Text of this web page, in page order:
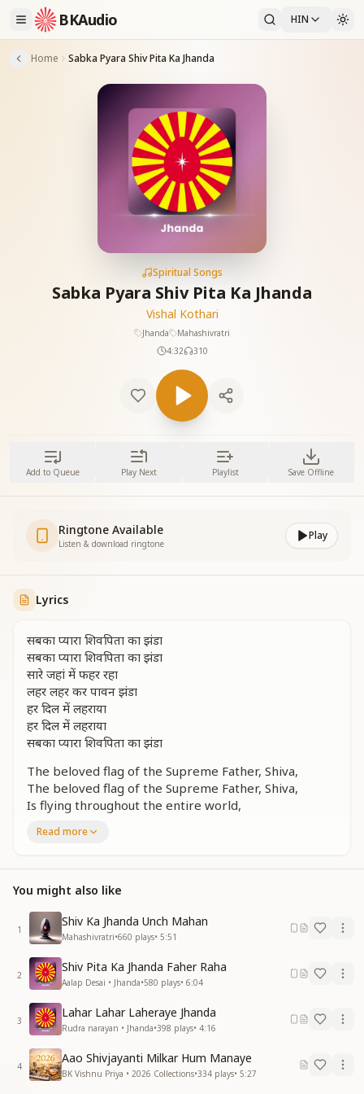
BKAudio HIN
Home Sabka Pyara Shiv Pita Ka Jhanda
Spiritual Songs
Sabka Pyara Shiv Pita Ka Jhanda
Vishal Kothari
Jhanda
Mahashivratri
4:32
310
Add to Queue Play Next Playlist Save Offline
Ringtone Available
Listen & download ringtone
Play
Lyrics
सबका प्यारा शिवपिता का झंडा
सबका प्यारा शिवपिता का झंडा
सारे जहां में फहर रहा
लहर लहर कर पावन झंडा
हर दिल में लहराया
हर दिल में लहराया
सबका प्यारा शिवपिता का झंडा
The beloved flag of the Supreme Father, Shiva,
The beloved flag of the Supreme Father, Shiva,
Is flying throughout the entire world,
Waving in every heart,
The beloved flag of the Supreme Father, Shiva.
ये सबसे ही महान है
सारे जग की ये शान है
ये सबसे ही महान है
सारे जग की ये शान है
ज्योतीबिंदू इसका निशान
सुख शांती का वरदान है
प्रेम एकता संदेशा सुनाकर
प्रेम का पाठ पढ़ा रहा
प्रेम एकता संदेशा सुनाकर
प्रेम का पाठ पढ़ा रहा
लहर लहर कर पावन झंडा
हर दिल में लहराया
Read more
You might also like
1
Shiv Ka Jhanda Unch Mahan
Mahashivratri•660 plays• 5:51
2
Shiv Pita Ka Jhanda Faher Raha
Aalap Desai • Jhanda•580 plays• 6:04
3
Lahar Lahar Laheraye Jhanda
Rudra narayan • Jhanda•398 plays• 4:16
4
Aao Shivjayanti Milkar Hum Manaye
BK Vishnu Priya • 2026 Collections•334 plays• 5:27